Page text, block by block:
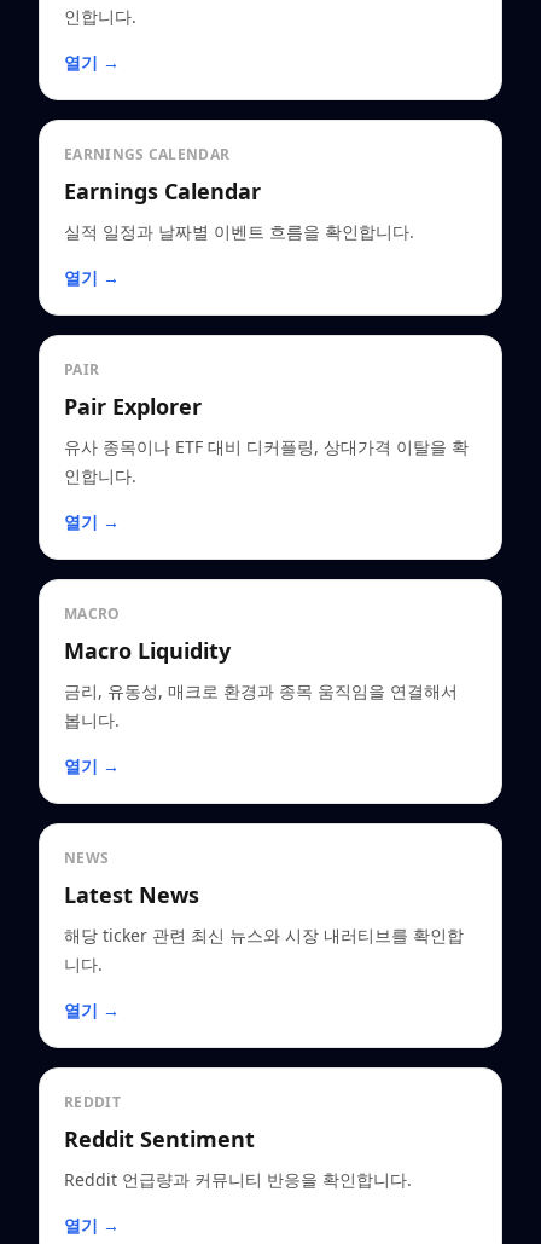
인합니다.
열기 →
EARNINGS CALENDAR
Earnings Calendar
실적 일정과 날짜별 이벤트 흐름을 확인합니다.
열기 →
PAIR
Pair Explorer
유사 종목이나 ETF 대비 디커플링, 상대가격 이탈을 확
인합니다.
열기 →
MACRO
Macro Liquidity
금리, 유동성, 매크로 환경과 종목 움직임을 연결해서
봅니다.
열기 →
NEWS
Latest News
해당 ticker 관련 최신 뉴스와 시장 내러티브를 확인합
니다.
열기 →
REDDIT
Reddit Sentiment
Reddit 언급량과 커뮤니티 반응을 확인합니다.
열기 →